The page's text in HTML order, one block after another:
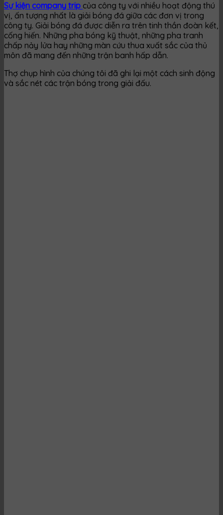
Sự kiện company trip của công ty với nhiều hoạt động thú
vị, ấn tượng nhất là giải bóng đá giữa các đơn vị trong
công ty. Giải bóng đá được diễn ra trên tinh thần đoàn kết,
cống hiến. Những pha bóng kỹ thuật, những pha tranh
chấp nảy lửa hay những màn cứu thua xuất sắc của thủ
môn đã mang đến những trận banh hấp dẫn.
Thợ chụp hình của chúng tôi đã ghi lại một cách sinh động
và sắc nét các trận bóng trong giải đấu.